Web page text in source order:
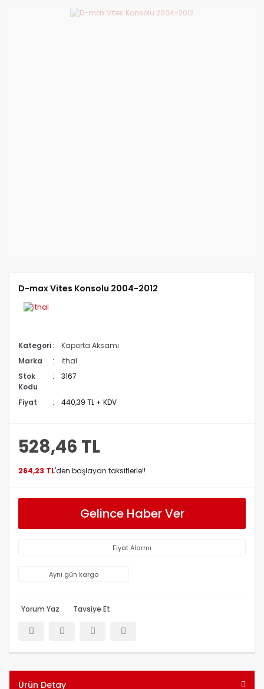
D-max Vites Konsolu 2004-2012
Kategori
Kaporta Aksamı
Marka
İthal
Stok
Kodu
3167
Fiyat 440,39 TL + KDV
528,46 TL
264,23 TL'den başlayan taksitlerle!!
Gelince Haber Ver
Fiyat Alarmı
Aynı gün kargo
Yorum Yaz Tavsiye Et
Ürün Detay